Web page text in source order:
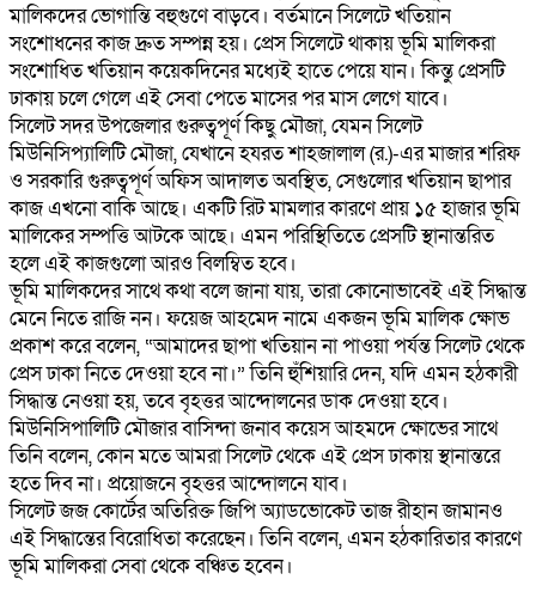
মালিকদের ভোগান্তি বহুগুণে বাড়বে। বর্তমানে সিলেটে খতিয়ান
সংশোধনের কাজ দ্রুত সম্পন্ন হয়। প্রেস সিলেটে থাকায় ভূমি মালিকরা
সংশোধিত খতিয়ান কয়েকদিনের মধ্যেই হাতে পেয়ে যান। কিন্তু প্রেসটি
ঢাকায় চলে গেলে এই সেবা পেতে মাসের পর মাস লেগে যাবে।
‎সিলেট সদর উপজেলার গুরুত্বপূর্ণ কিছু মৌজা, যেমন সিলেট
মিউনিসিপ্যালিটি মৌজা, যেখানে হযরত শাহজালাল (র.)-এর মাজার শরিফ
ও সরকারি গুরুত্বপূর্ণ অফিস আদালত অবস্থিত, সেগুলোর খতিয়ান ছাপার
কাজ এখনো বাকি আছে। একটি রিট মামলার কারণে প্রায় ১৫ হাজার ভূমি
মালিকের সম্পত্তি আটকে আছে। এমন পরিস্থিতিতে প্রেসটি স্থানান্তরিত
হলে এই কাজগুলো আরও বিলম্বিত হবে।
‎‎ভূমি মালিকদের সাথে কথা বলে জানা যায়, তারা কোনোভাবেই এই সিদ্ধান্ত
মেনে নিতে রাজি নন। ফয়েজ আহমেদ নামে একজন ভূমি মালিক ক্ষোভ
প্রকাশ করে বলেন, “আমাদের ছাপা খতিয়ান না পাওয়া পর্যন্ত সিলেট থেকে
প্রেস ঢাকা নিতে দেওয়া হবে না।” তিনি হুঁশিয়ারি দেন, যদি এমন হঠকারী
সিদ্ধান্ত নেওয়া হয়, তবে বৃহত্তর আন্দোলনের ডাক দেওয়া হবে।
মিউনিসিপালিটি মৌজার বাসিন্দা জনাব কয়েস আহমদে ক্ষোভের সাথে
তিনি বলেন, কোন মতে আমরা সিলেট থেকে এই প্রেস ঢাকায় স্থানান্তরে
হতে দিব না। প্রয়োজনে বৃহত্তর আন্দোলনে যাব।
‎সিলেট জজ কোর্টের অতিরিক্ত জিপি অ্যাডভোকেট তাজ রীহান জামানও
এই সিদ্ধান্তের বিরোধিতা করেছেন। তিনি বলেন, এমন হঠকারিতার কারণে
ভূমি মালিকরা সেবা থেকে বঞ্চিত হবেন।